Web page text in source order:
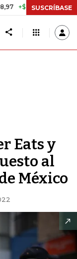
+2,19% TASA
SUSCRÍBASE
Eats y
al
México